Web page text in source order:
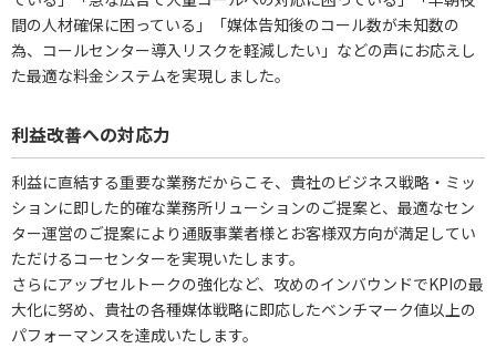
間の人材確保に困っている」「媒体告知後のコール数が未知数の
為、コールセンター導入リスクを軽減したい」などの声にお応えし
た最適な料金システムを実現しました。
利益改善への対応力
利益に直結する重要な業務だからこそ、貴社のビジネス戦略・ミッ
ションに即した的確な業務所リューションのご提案と、最適なセン
ター運営のご提案により通販事業者様とお客様双方向が満足してい
ただけるコーセンターを実現いたします。
さらにアップセルトークの強化など、攻めのインバウンドでKPIの最
大化に努め、貴社の各種媒体戦略に即応したベンチマーク値以上の
パフォーマンスを達成いたします。